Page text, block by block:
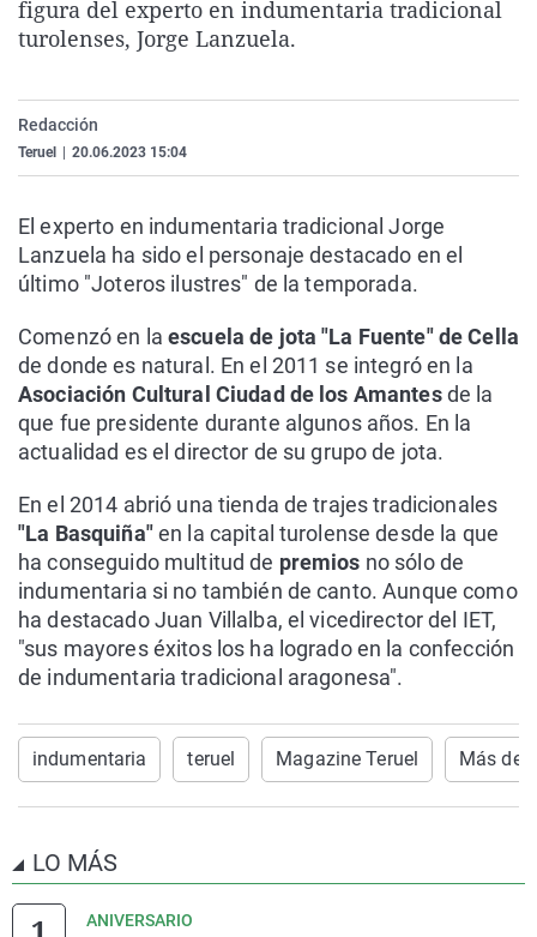
La rosa de los vientos
Como el perro y el
Caso
Equipo de
Extremadura
La Rioja
Virales
Elecciones
figura del experto en indumentaria tradicional
turolenses, Jorge Lanzuela.
Redacción
Teruel 20.06.2023 15:04
El experto en indumentaria tradicional Jorge
Lanzuela ha sido el personaje destacado en el
último "Joteros ilustres" de la temporada.
Comenzó en la escuela de jota "La Fuente" de Cella
de donde es natural. En el 2011 se integró en la
Asociación Cultural Ciudad de los Amantesde la
que fue presidente durante algunos años. En la
actualidad es el director de su grupo de jota.
En el 2014 abrió una tienda de trajes tradicionales
"La Basquiña"en la capital turolense desde la que
ha conseguido multitud de premios no sólo de
indumentaria si no también de canto. Aunque como
ha destacado Juan Villalba, el vicedirector del IET,
"sus mayores éxitos los ha logrado en la confección
de indumentaria tradicional aragonesa".
indumentaria teruel Magazine Teruel Más de
LO MÁS
ANIVERSARIO